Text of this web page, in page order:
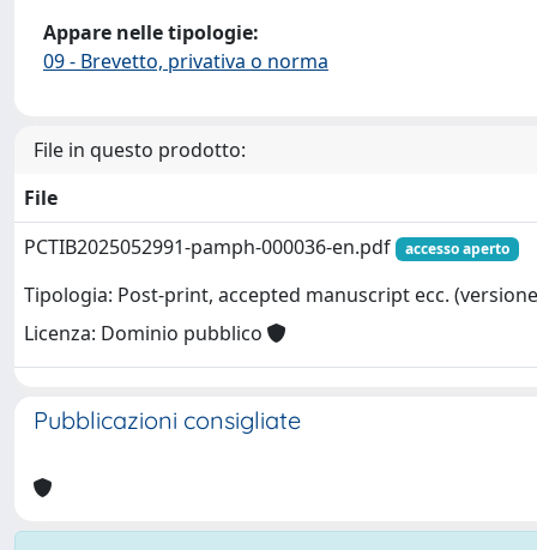
Appare nelle tipologie:
09 - Brevetto, privativa o norma
File in questo prodotto:
File
PCTIB2025052991-pamph-000036-en.pdf
accesso aperto
Tipologia: Post-print, accepted manuscript ecc.
Licenza: Dominio pubblico
Pubblicazioni consigliate